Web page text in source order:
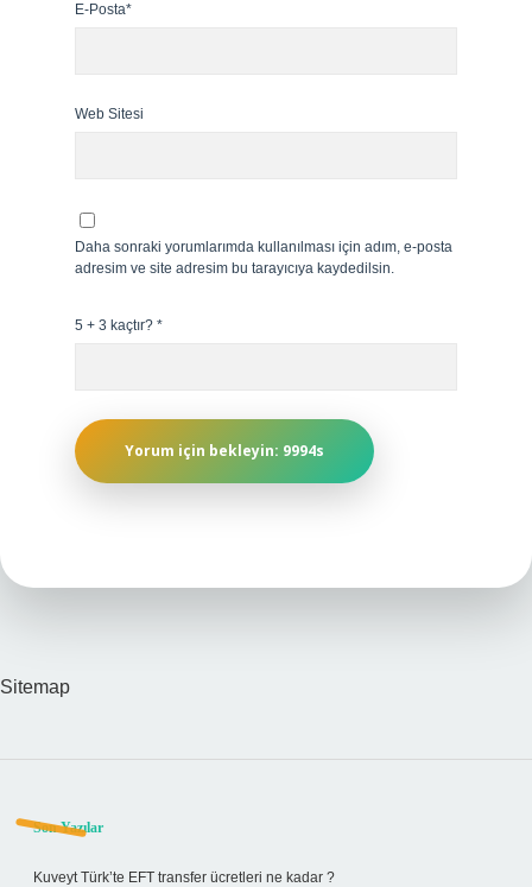
E-Posta*
Web Sitesi
Daha sonraki yorumlarımda kullanılması için adım, e-posta
adresim ve site adresim bu tarayıcıya kaydedilsin.
5 + 3 kaçtır? *
Sitemap
Sidebar
Son Yazılar
Kuveyt Türk’te EFT transfer ücretleri ne kadar ?